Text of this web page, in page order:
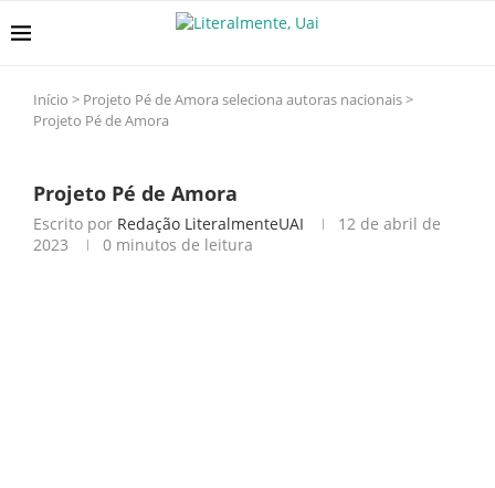
Início > Projeto Pé de Amora seleciona autoras nacionais>
Projeto Pé de Amora
Projeto Pé de Amora
Escrito por Redação LiteralmenteUAI
12 de abril de
2023
0 minutos de leitura